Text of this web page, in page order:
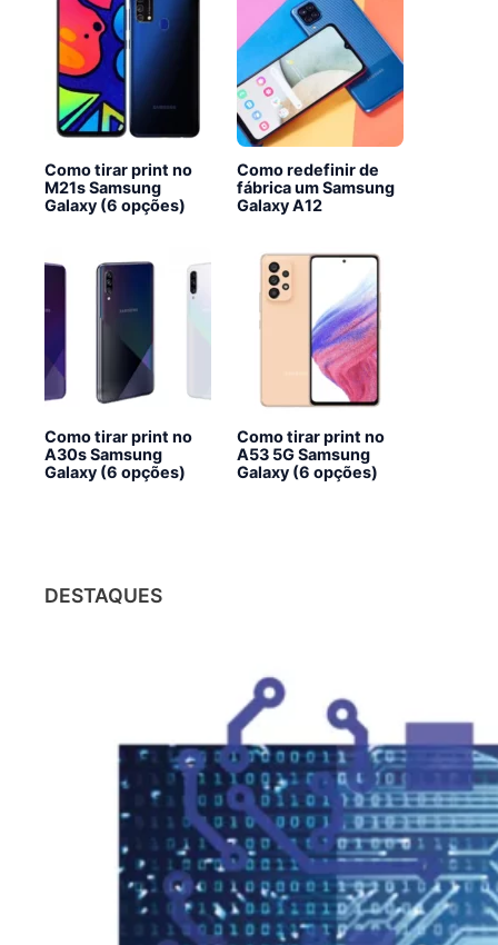
Como tirar print no
M21s Samsung
Galaxy (6 opções)
Como redefinir de
fábrica um Samsung
Galaxy A12
Como tirar print no
A30s Samsung
Galaxy (6 opções)
Como tirar print no
A53 5G Samsung
Galaxy (6 opções)
DESTAQUES
O impacto do ChatGPT nas
profissões: o que está em jogo?
31/01/2023